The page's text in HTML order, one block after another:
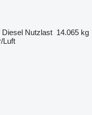
Diesel Nutzlast 14.065 kg
Luft